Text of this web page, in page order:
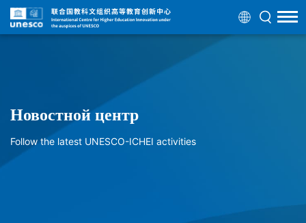
Новостной центр
Follow the latest UNESCO-ICHEI activities